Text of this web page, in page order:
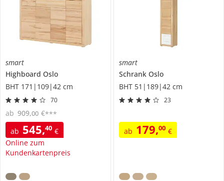
smart
Highboard Oslo
BHT 171|109|42 cm
70
ab 545,40 €
Online zum
Kundenkartenpreis
ab 909,00 €***
smart
Schrank Oslo
BHT 51|189|42 cm
23
ab 179,00 €